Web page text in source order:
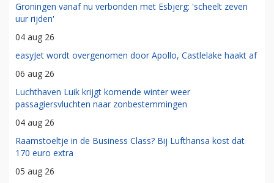
Groningen vanaf nu verbonden met Esbjerg: 'scheelt zeven
uur rijden'
04 aug 26
easyJet wordt overgenomen door Apollo, Castlelake haakt af
06 aug 26
Luchthaven Luik krijgt komende winter weer
passagiersvluchten naar zonbestemmingen
04 aug 26
Raamstoeltje in de Business Class? Bij Lufthansa kost dat
170 euro extra
05 aug 26